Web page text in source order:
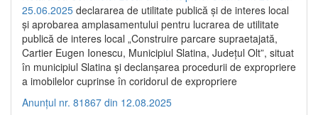
25.06.2025 declararea de utilitate publică și de interes local
și aprobarea amplasamentului pentru lucrarea de utilitate
publică de interes local „Construire parcare supraetajată,
Cartier Eugen Ionescu, Municipiul Slatina, Județul Olt”, situat
în municipiul Slatina și declanșarea procedurii de expropriere
a imobilelor cuprinse în coridorul de expropriere
Anunțul nr. 81867 din 12.08.2025